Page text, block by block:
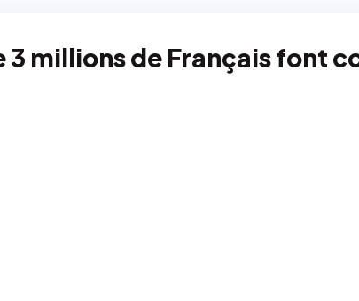
3 millions de Français font